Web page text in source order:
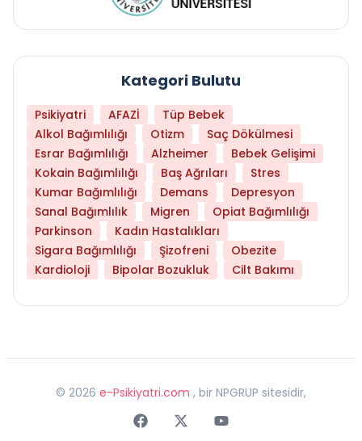
Kategori Bulutu
Psikiyatri AFAZİ
Tüp Bebek
Alkol Bağımlılığı
Otizm
Saç Dökülmesi
Esrar Bağımlılığı
Alzheimer
Bebek Gelişimi
Kokain Bağımlılığı
Baş Ağrıları
Stres
Kumar Bağımlılığı
Demans
Depresyon
Sanal Bağımlılık
Migren
Opiat Bağımlılığı
Parkinson
Kadın Hastalıkları
Sigara Bağımlılığı
Şizofreni
Obezite
Kardioloji
Bipolar Bozukluk Cilt Bakımı
© 2026 e-Psikiyatri.com , bir NPGRUP sitesidir,